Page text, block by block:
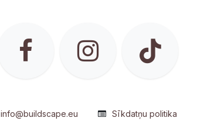
info@buildscape.eu Sīkdatņu politika